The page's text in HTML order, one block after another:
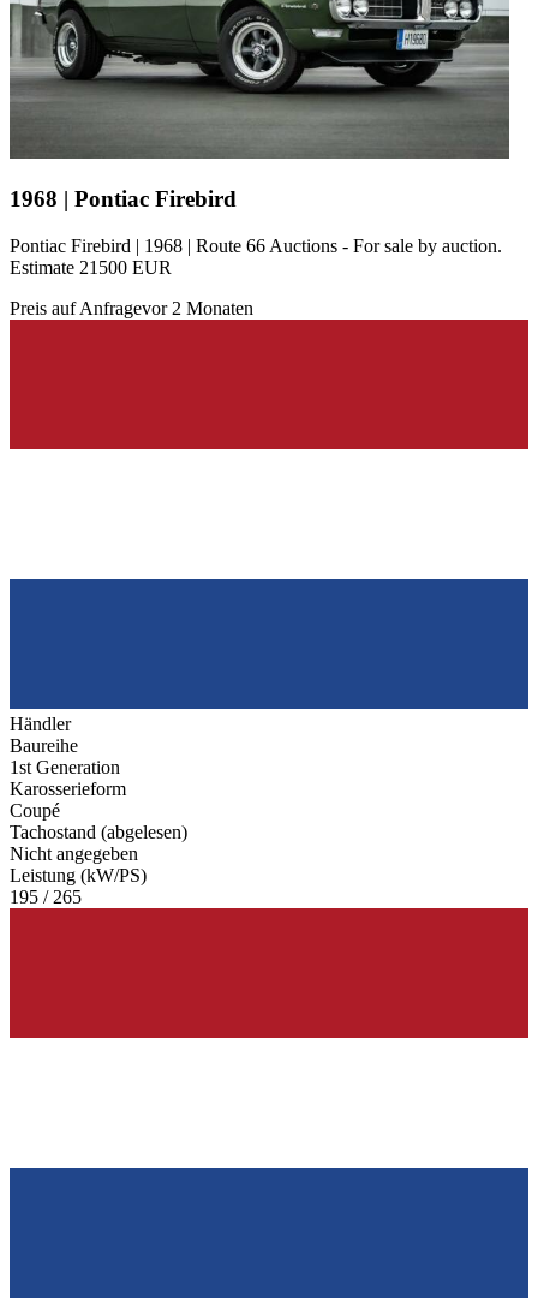
1968 | Pontiac Firebird
Pontiac Firebird | 1968 | Route 66 Auctions - For sale by auction.
Estimate 21500 EUR
Preis auf Anfragevor 2 Monaten
Händler
Baureihe
1st Generation
Karosserieform
Coupé
Tachostand (abgelesen)
Nicht angegeben
Leistung (kW/PS)
195 / 265